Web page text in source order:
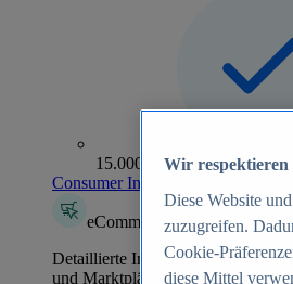
15.000+ Marken
Consumer Insights entdecken
eCommerce Insights
Detaillierte Informationen zu
und Marktplätzen
Wir
Diese Website
zuzugreifen.
Cookie-
diese Mittel